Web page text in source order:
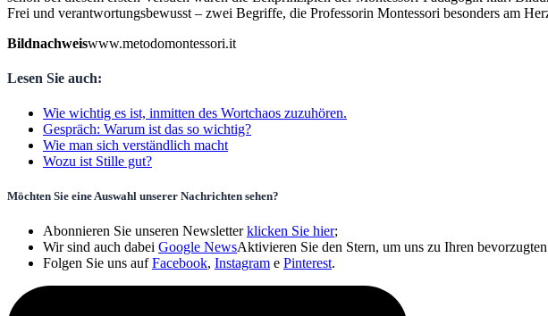
Frei und verantwortungsbewusst – zwei Begriffe, die Professorin Montessori besonders am
Bildnachweiswww.metodomontessori.it
Lesen Sie auch:
Wie wichtig es ist, inmitten des Wortchaos zuzuhören.
Gespräch: Warum ist das so wichtig?
Wie man sich verständlich macht
Wozu ist Stille gut?
Möchten Sie eine Auswahl unserer Nachrichten sehen?
Abonnieren Sie unseren Newsletterklicken Sie hier;
Wir sind auch dabei Google NewsAktivieren Sie den Stern, um uns zu Ihren
Folgen Sie uns aufFacebook, Instagram e Pinterest.